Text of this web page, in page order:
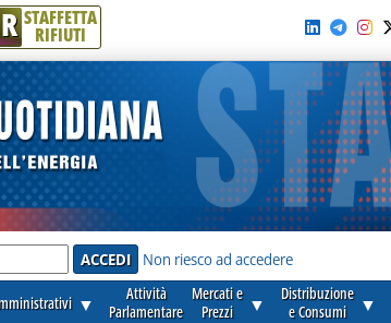
R STAFFETTA
RIFIUTI
Non riesco ad accedere
▼
Attività
Parlamentare
Mercati e
Prezzi
▼
Distribuzione
e Consumi
▼